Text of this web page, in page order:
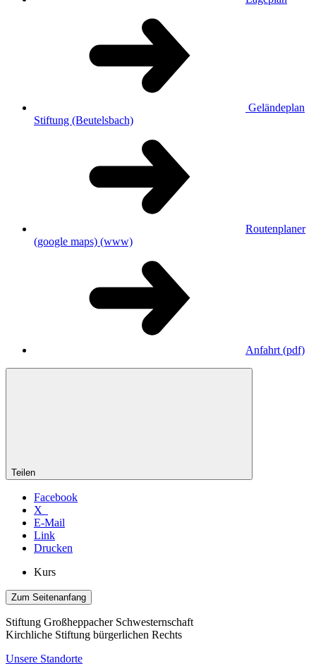
Geländeplan
Stiftung (Beutelsbach)
Routenplaner
(google maps) (www)
Anfahrt(pdf)
Teilen
Facebook
X
E-Mail
Link
Drucken
Kurs
Zum Seitenanfang
Stiftung Großheppacher Schwesternschaft
Kirchliche Stiftung bürgerlichen Rechts
Unsere Standorte